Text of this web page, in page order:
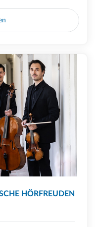
HÖRFREUDEN